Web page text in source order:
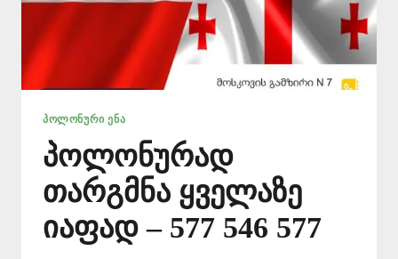
ᲞᲝᲚᲝᲜᲣᲠᲘ ᲔᲜᲐ
პოლონურად
თარგმნა ყველაზე
იაფად – 577 546 577